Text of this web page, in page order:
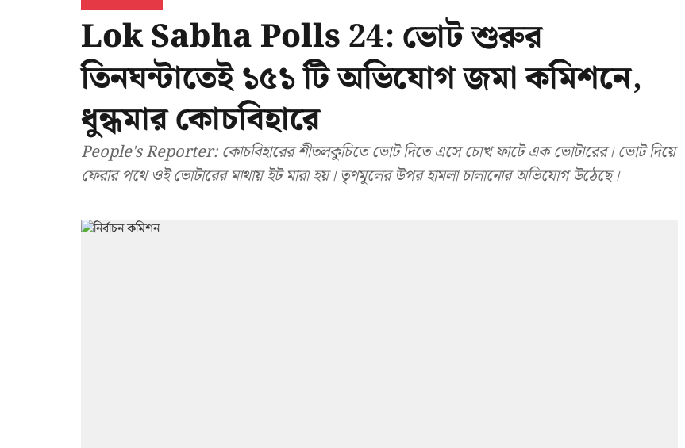
Lok Sabha Polls 24: ভোট শুরুর
তিনঘন্টাতেই ১৫১ টি অভিযোগ জমা কমিশনে,
ধুন্ধমার কোচবিহারে
People's Reporter: কোচবিহারের শীতলকুচিতে ভোট দিতে এসে চোখ ফাটে এক ভোটারের। ভোট দিয়ে
ফেরার পথে ওই ভোটারের মাথায় ইট মারা হয়। তৃণমূলের উপর হামলা চালানোর অভিযোগ উঠেছে।